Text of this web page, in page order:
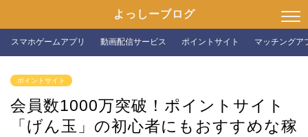
よっしーブログ
スマホゲームアプリ 動画配信サービス ポイントサイト マッチングア
ポイントサイト
会員数1000万突破！ポイントサイト
「げん玉」の初心者にもおすすめな稼